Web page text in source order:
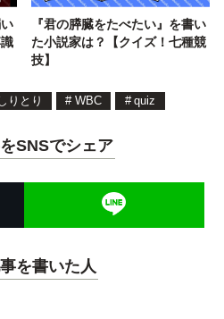
『君の膵臓をたべたい』を書い
た小説家は？【クイズ！七種競
技】
りとり # WBC # quiz
SNSでシェア
を書いた人